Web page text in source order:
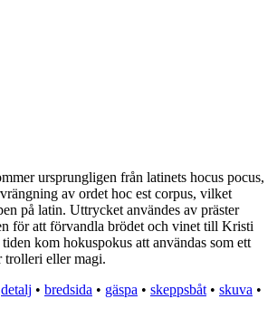
ursprungligen från latinets hocus pocus,
av ordet hoc est corpus, vilket
på latin. Uttrycket användes av präster
för att förvandla brödet och vinet till Kristi
kom hokuspokus att användas som ett
trolleri eller magi.
detalj • bredsida • gäspa • skeppsbåt • skuva •